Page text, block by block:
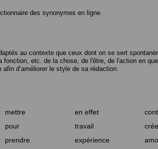
des synonymes en ligne.
au contexte que ceux dont on se sert
etc. de la chose, de l'être, de l'action en
d’améliorer le style de sa rédaction.
mettre en effet
pour travail
prendre expérience